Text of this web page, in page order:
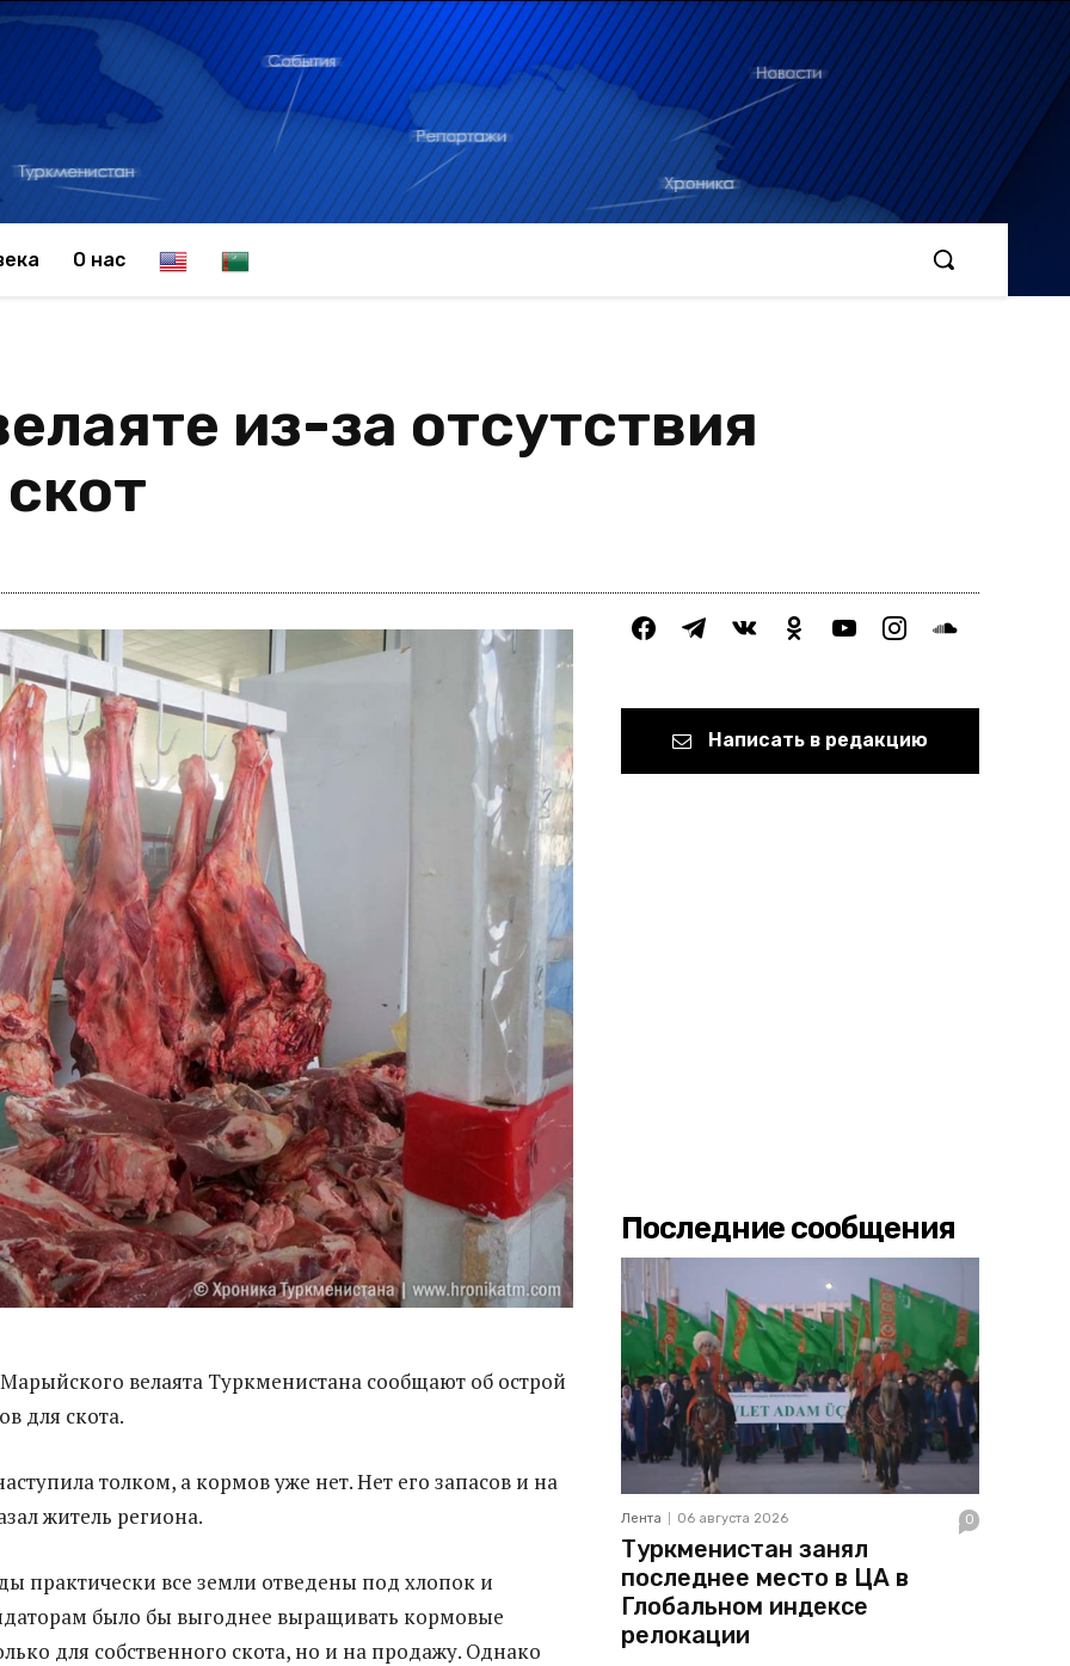
О нас E
h
T
n
c
e
из-за отсутствия
велаята Туркменистана сообщают об острой
для скота.
толком, а кормов уже нет. Нет его запасов и на
житель региона.
практически все земли отведены под хлопок и
было бы выгоднее выращивать кормовые
для собственного скота, но и на продажу. Однако
facebooktelegramvkontakteodnoklassniki
youtubeinstagramsoundcloud
Написать в редакцию
Последние сообщения
Лента 06 августа 2026 0
Туркменистан занял
последнее место в ЦА в
Глобальном индексе
релокации